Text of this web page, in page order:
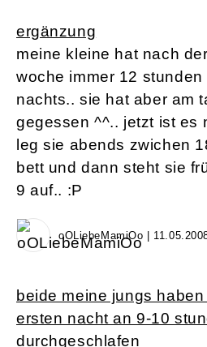
ergänzung
meine kleine hat nach
woche immer 12
nachts.. sie hat aber am
gegessen ^^.. jetzt ist es
leg sie abends zwichen
bett und dann steht sie
9 auf.. :P
oOLiebeMamiOo |
beide meine jungs
ersten nacht an 9-10
durchgeschlafen